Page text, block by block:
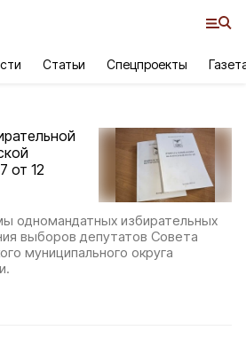
Статьи Спецпроекты
от 12
одномандатных избирательных
выборов депутатов Совета
муниципального округа